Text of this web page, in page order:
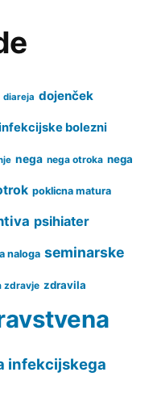
diareja dojenček
bolezni
nega nega otroka nega
poklicna matura
psihiater
naloga seminarske
zdravje zdravila
infekcijskega